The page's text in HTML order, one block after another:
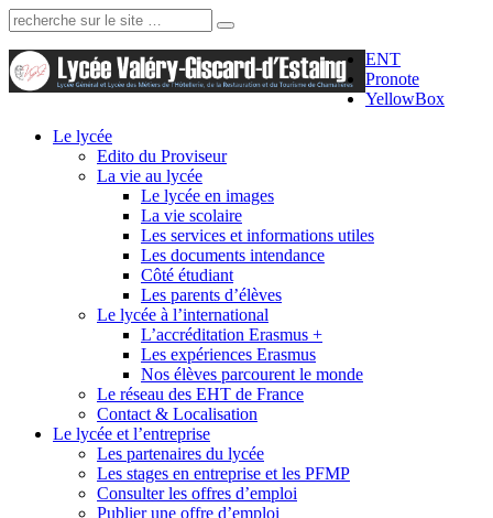
Recherche:
ENT
Pronote
YellowBox
Le lycée
Edito du Proviseur
La vie au lycée
Le lycée en images
La vie scolaire
Les services et informations utiles
Les documents intendance
Côté étudiant
Les parents d’élèves
Le lycée à l’international
L’accréditation Erasmus +
Les expériences Erasmus
Nos élèves parcourent le monde
Le réseau des EHT de France
Contact & Localisation
Le lycée et l’entreprise
Les partenaires du lycée
Les stages en entreprise et les PFMP
Consulter les offres d’emploi
Publier une offre d’emploi